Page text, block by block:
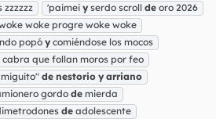
zzzzzz
'paimei y serdo scroll de oro 2026
woke progre woke woke
popó y comiéndose los mocos
que follan moros por feo
de nestorio y arriano
gordo de mierda
de adolescente